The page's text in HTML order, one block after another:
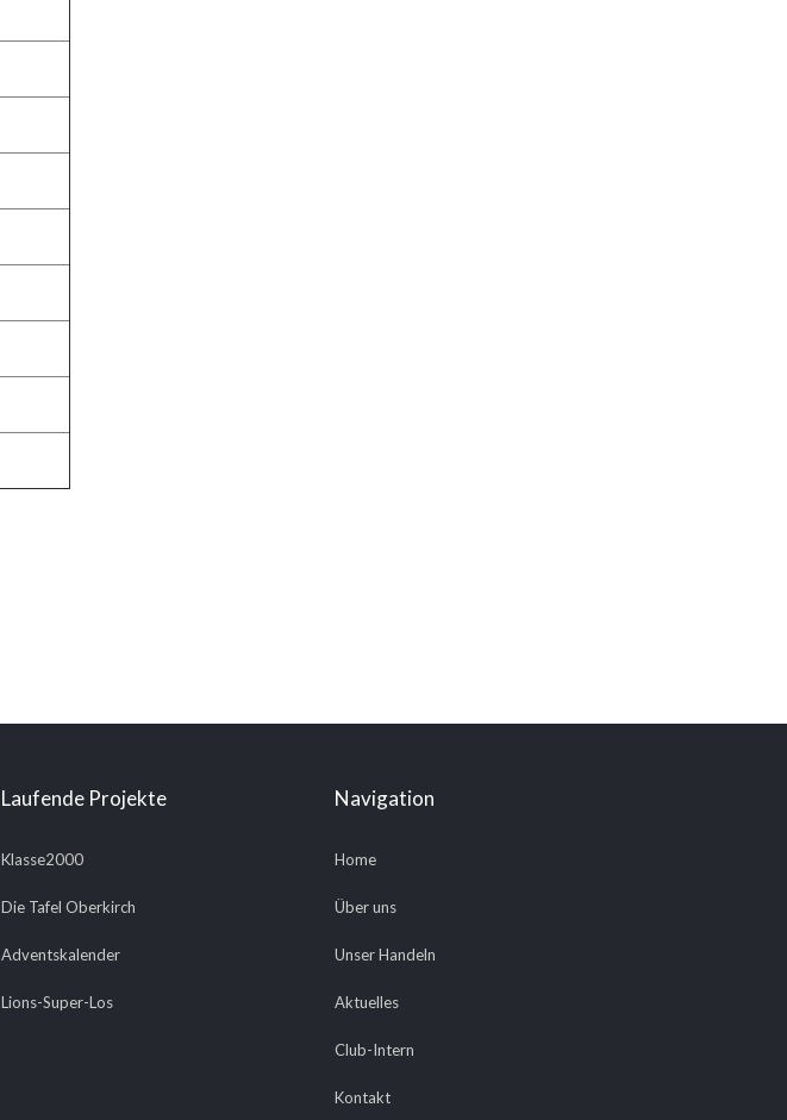
Laufende Projekte
Klasse2000
Die Tafel Oberkirch
Adventskalender
Lions-Super-Los
Navigation
Home
Über uns
Unser Handeln
Aktuelles
Club-Intern
Kontakt